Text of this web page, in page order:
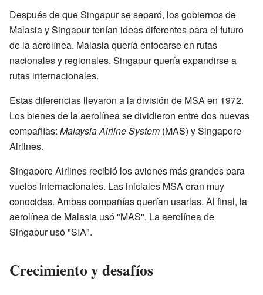
Después de que Singapur se separó, los gobiernos de
Malasia y Singapur tenían ideas diferentes para el futuro
de la aerolínea. Malasia quería enfocarse en rutas
nacionales y regionales. Singapur quería expandirse a
rutas internacionales.
Estas diferencias llevaron a la división de MSA en 1972.
Los bienes de la aerolínea se dividieron entre dos nuevas
compañías: Malaysia Airline System (MAS) y Singapore
Airlines.
Singapore Airlines recibió los aviones más grandes para
vuelos internacionales. Las iniciales MSA eran muy
conocidas. Ambas compañías querían usarlas. Al final, la
aerolínea de Malasia usó "MAS". La aerolínea de
Singapur usó "SIA".
Crecimiento y desafíos